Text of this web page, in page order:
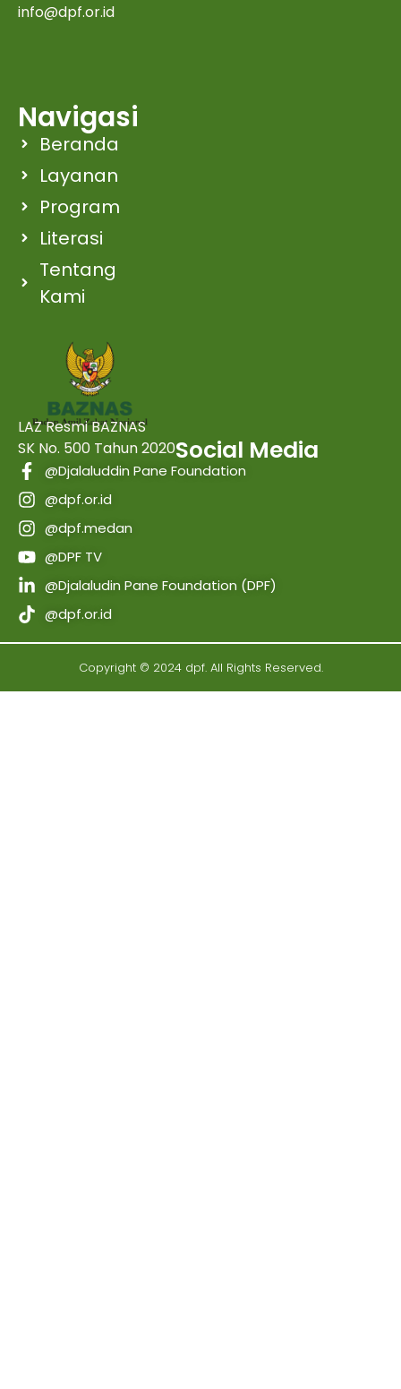
info@dpf.or.id
Navigasi
Beranda
Layanan
Program
Literasi
Tentang
Kami
LAZ Resmi BAZNAS
SK No. 500 Tahun 2020Social Media
@Djalaluddin Pane Foundation
@dpf.or.id
@dpf.medan
@DPF TV
@Djalaludin Pane Foundation (DPF)
@dpf.or.id
Copyright © 2024 dpf. All Rights Reserved.